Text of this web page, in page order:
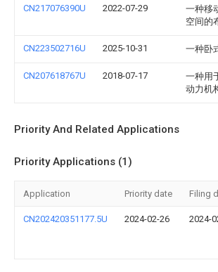
CN217076390U 2022-07-29
一种移
空间的
CN223502716U 2025-10-31 一种卧
CN207618767U 2018-07-17
一种用
动力机
Priority And Related Applications
Priority Applications (1)
Application Priority date Filing
CN202420351177.5U 2024-02-26 2024-